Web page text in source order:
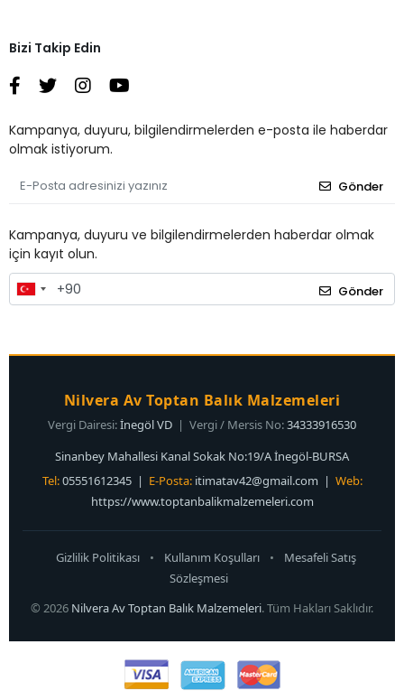
Bizi Takip Edin
Kampanya, duyuru, bilgilendirmelerden e-posta ile haberdar
olmak istiyorum.
Gönder
Kampanya, duyuru ve bilgilendirmelerden haberdar olmak
için kayıt olun.
Gönder
Nilvera Av Toptan Balık Malzemeleri
Vergi Dairesi:İnegöl VD | Vergi / Mersis No:34333916530
Sinanbey Mahallesi Kanal Sokak No:19/A İnegöl-BURSA
Tel:05551612345 | E-Posta: itimatav42@gmail.com | Web:
https://www.toptanbalikmalzemeleri.com
Gizlilik Politikası • Kullanım Koşulları •
Mesafeli Satış
Sözleşmesi
© 2026 Nilvera Av Toptan Balık Malzemeleri. Tüm Hakları Saklıdır.